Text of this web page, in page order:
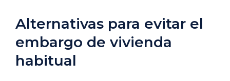
Alternativas para evitar el
embargo de vivienda
habitual